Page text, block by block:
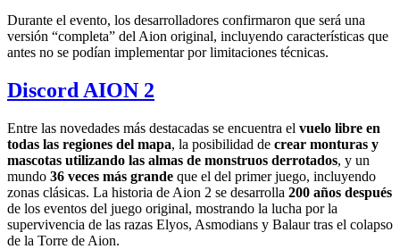
Durante el evento, los desarrolladores confirmaron que será una
versión “completa” del Aion original, incluyendo características que
antes no se podían implementar por limitaciones técnicas.
Discord AION 2
Entre las novedades más destacadas se encuentra el vuelo libre en
todas las regiones del mapa, la posibilidad de crear monturas y
mascotas utilizando las almas de monstruos derrotados, y un
mundo 36 veces más grande que el del primer juego, incluyendo
zonas clásicas. La historia de Aion 2 se desarrolla 200 años después
de los eventos del juego original, mostrando la lucha por la
supervivencia de las razas Elyos, Asmodians y Balaur tras el colapso
de la Torre de Aion.